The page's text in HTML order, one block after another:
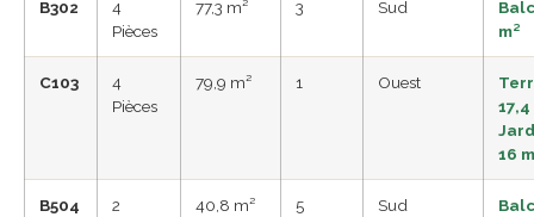
B302
4
Pièces
77,3 m² 3 Sud
m²
C103
4
Pièces
79,9 m² 1 Ouest
17,4
16
B504
2
40,8 m² 5 Sud